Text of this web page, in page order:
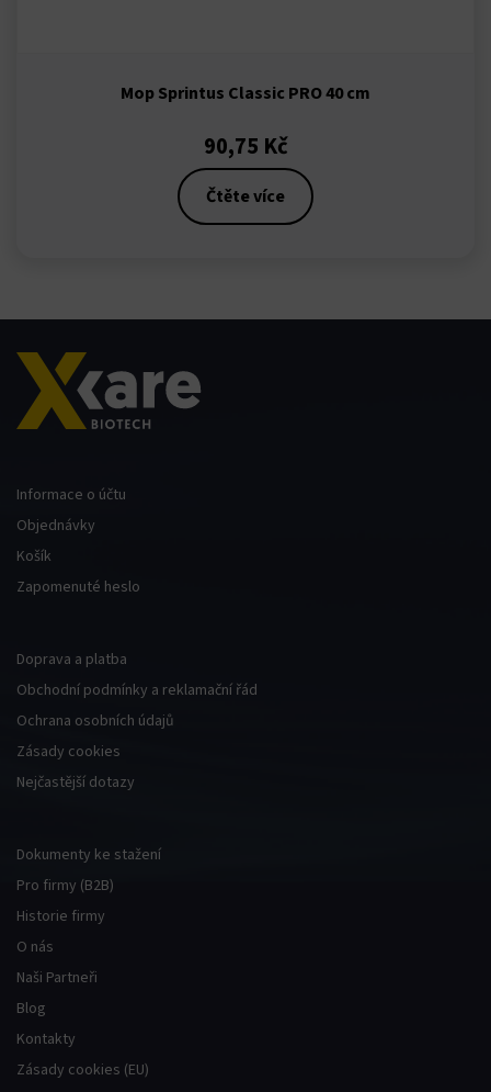
Mop Sprintus Classic PRO 40 cm
90,75 Kč
Čtěte více
Informace o účtu
Objednávky
Košík
Zapomenuté heslo
Doprava a platba
Obchodní podmínky a reklamační řád
Ochrana osobních údajů
Zásady cookies
Nejčastější dotazy
Dokumenty ke stažení
Pro firmy (B2B)
Historie firmy
O nás
Naši Partneři
Blog
Kontakty
Zásady cookies (EU)